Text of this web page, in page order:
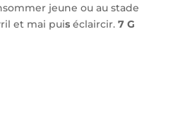
jeune ou au stade
et mai puiséclaircir. 7 G